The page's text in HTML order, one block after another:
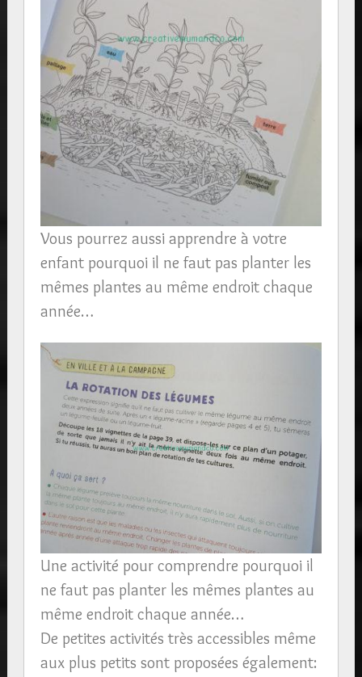
Vous pourrez aussi apprendre à votre
enfant pourquoi il ne faut pas planter les
mêmes plantes au même endroit chaque
année…
Une activité pour comprendre pourquoi il
ne faut pas planter les mêmes plantes au
même endroit chaque année…
De petites activités très accessibles même
aux plus petits sont proposées également: